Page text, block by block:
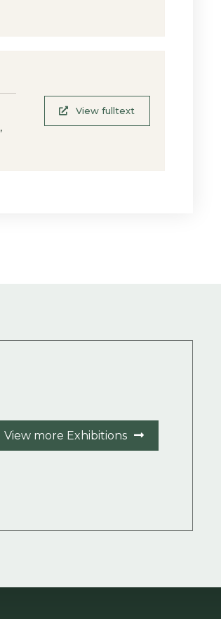
,
View fulltext
View more Exhibitions